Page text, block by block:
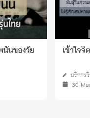
นของวัย
เข้าใจ
บริการ
30